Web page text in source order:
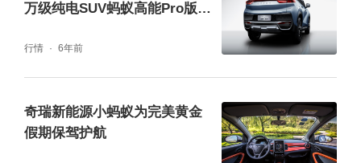
智能科技的不断进步，也促使汽车智能辅助驾
驶的迭代进化，更多“黑科技”为每一段自由旅
2+级自动辅助驾驶系统基础上增加了自适应巡
航（ACC），车道保持（LKA），车道偏离防
万级纯电SUV蚂蚁高能Pro版实
行情 6年前
奇瑞新能源小蚂蚁为完美黄金
假期保驾护航